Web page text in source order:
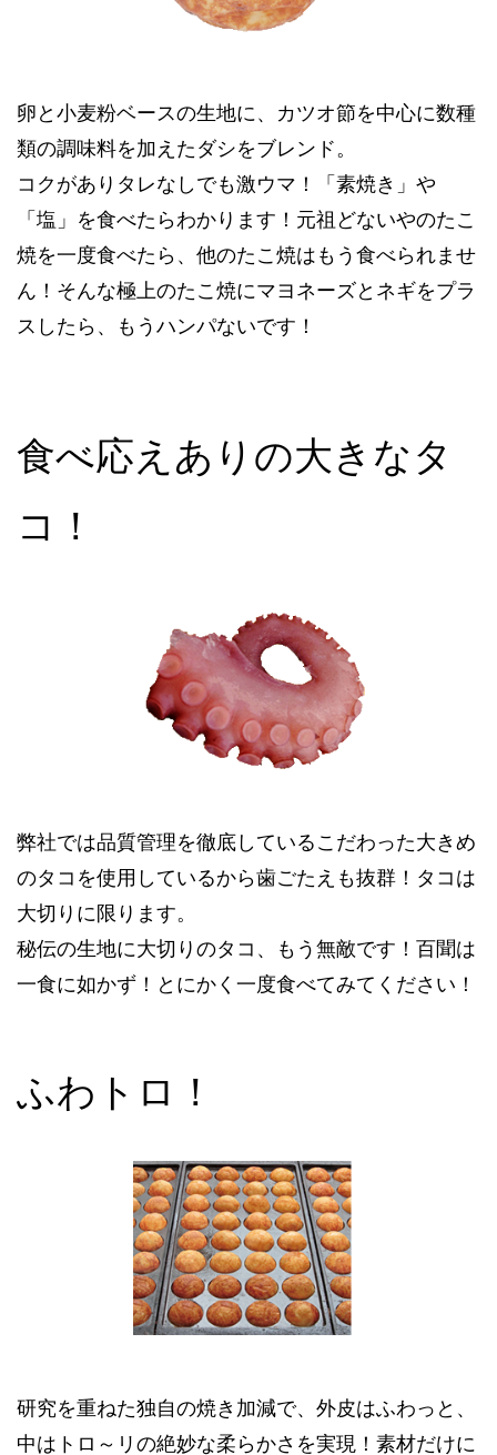
卵と小麦粉ベースの生地に、カツオ節を中心に数種
類の調味料を加えたダシをブレンド。
コクがありタレなしでも激ウマ！「素焼き」や
「塩」を食べたらわかります！元祖どないやのたこ
焼を一度食べたら、他のたこ焼はもう食べられませ
ん！そんな極上のたこ焼にマヨネーズとネギをプラ
スしたら、もうハンパないです！
食べ応えありの大きなタ
コ！
弊社では品質管理を徹底しているこだわった大きめ
のタコを使用しているから歯ごたえも抜群！タコは
大切りに限ります。
秘伝の生地に大切りのタコ、もう無敵です！百聞は
一食に如かず！とにかく一度食べてみてください！
ふわトロ！
研究を重ねた独自の焼き加減で、外皮はふわっと、
中はトロ～リの絶妙な柔らかさを実現！素材だけに